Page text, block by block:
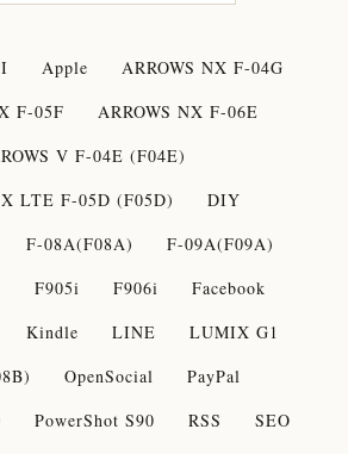
Apple
ARROWS NX F-04G
F-05F
ARROWS NX F-06E
V F-04E (F04E)
X LTE F-05D (F05D)
DIY
F-08A(F08A)
F-09A(F09A)
F905i F906i
Facebook
Kindle LINE
LUMIX G1
OpenSocial
PayPal
PowerShot S90 RSS
SEO